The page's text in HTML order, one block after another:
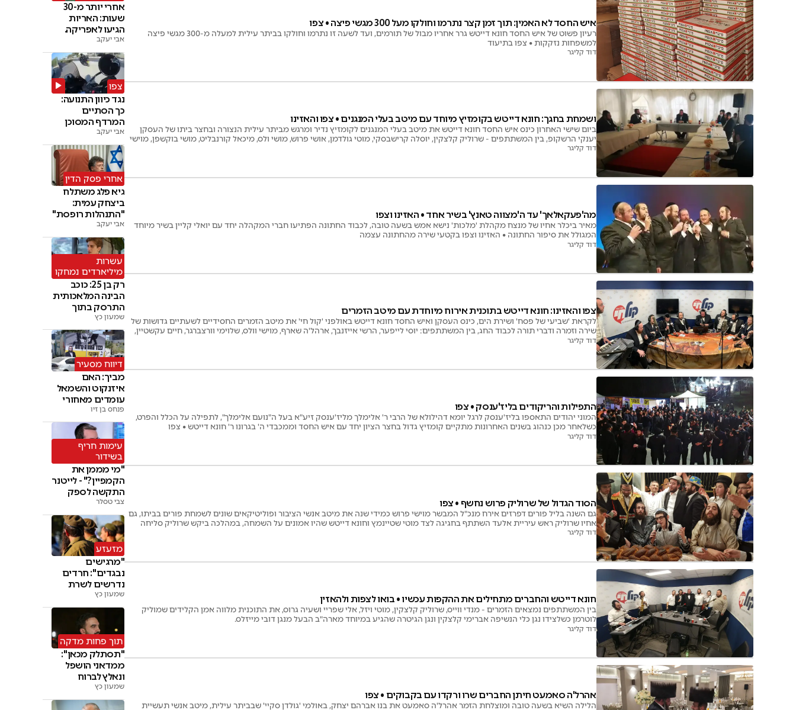
איש החסד לא האמין: תוך זמן קצר נתרמו וחולקו מעל 300 מגשי פיצה • צפו
רעיון פשוט של איש החסד חונא דייטש גרר אחריו מבול של תורמים, ועד לשעה זו נתרמו וחולקו בביתר עילית למעלה מ-300 מגשי פיצה
למשפחות נזקקות • צפו בתיעוד
דוד קליגר
ושמחת בחגך: חונא דייטש בקומזיץ מיוחד עם מיטב בעלי המנגנים • צפו והאזינו
ביום שישי האחרון כינס איש החסד חונא דייטש את מיטב בעלי המנגנים לקומזיץ נדיר ומרגש מביתר עילית הנצורה ובחצר ביתו של העסקן
יענקי הרשקופ, בין המשתתפים - שרוליק קלצקין, יוסלה קרישבסקי, מוטי גולדמן, אושי פרוש, מושי ולס, מיכאל קורנבליט, מושי בוקשפן, מוישי
בריינס, ילד הפלא דודי הרשקופ ובליווי אמן הקלידים איציק אייזנשטט • צפו והאזינו לשידור המלא
דוד קליגר
מה'פעקאלאך' עד ה'מצווה טאנץ' בשיר אחד • האזינו וצפו
מאיר ביכלר אחיו של מנצח מקהלת 'מלכות' נישא אמש בשעה טובה, לכבוד החתונה הפתיעו חברי המקהלה יחד עם יואלי קליין בשיר מיוחד
המגולל את סיפור החתונה • האזינו וצפו בקטעי שירה מהחתונה עצמה
דוד קליגר
צפו והאזינו: חונא דייטש בתוכנית אירוח מיוחדת עם מיטב הזמרים
לקראת 'שביעי של פסח' ושירת הים, כינס העסקן ואיש החסד חונא דייטש באולפני 'קול חי' את מיטב הזמרים החסידיים לשעתיים גדושות של
שירה וזמרה ודברי תורה לכבוד החג, בין המשתתפים: יוסי לייפער, הרשי אייזנבך, ארהל'ה שארף, מוישי וולס, שלוימי וורצברגר, חיים עקשטיין,
שמוליק גפנר, שלוימי גובי, אשר פרוש ואלי וייס לצד אמן הקלידים שמוליק לוטרמן שליווה אותם יחד עם נגן כלי הנשיפה שלוימי גוטליב • אז
דוד קליגר
התפילות והריקודים בליז'ענסק • צפו
המוני יהודים התאספו בליז'ענסק לרגל יומא דהילולא של הרבי ר' אלימלך מליז'ענסק זיע"א בעל ה"נועם אלימלך", לתפילה על הכלל והפרט,
כשלאחר מכן כנהוג בשנים האחרונות מתקיים קומזיץ גדול בחצר הציון יחד עם איש החסד וממכבדי ה' בגרונו ר' חונא דייטש • צפו
דוד קליגר
הסוד הגדול של שרוליק פרוש נחשף • צפו
גם השנה בליל פורים דפרזים אירח מנכ"ל המבשר מוישי פרוש כמידי שנה את מיטב אנשי הציבור ופוליטיקאים שונים לשמחת פורים בביתו, גם
אחיו שרוליק ראש עיריית אלעד השתתף בחגיגה לצד מוטי שטיינמץ וחונא דייטש שהיו אמונים על השמחה, במהלכה ביקש שרוליק סליחה
מאחיו וחשף את הסוד שלו קבל עם ועדה • צפו בחגיגה
דוד קליגר
חונא דייטש והחברים מתחילים את ההקפות עכשיו • בואו לצפות ולהאזין
בין המשתתפים נמצאים הזמרים - מנדי ווייס, שרוליק קלצקין, מוטי ויזל, אלי שפריי ושעיה גרוס, את התוכנית מלווה אמן הקלידים שמוליק
לוטרמן כשלצידו נגן כלי הנשיפה אברימי קלצקין ונגן הגיטרה שהגיע במיוחד מארה"ב הבעל מנגן דובי מייזלס.
דוד קליגר
אהרל'ה סאמעט חיתן החברים שרו ורקדו עם בקבוקים • צפו
הלילה השיא בשעה טובה ומוצלחת הזמר אהרל'ה סאמעט את בנו אברהם יצחק, באולמי 'גולדן סקיי' שבביתר עילית, מיטב אנשי תעשיית
אחרי יותר מ-30
שעות: האריות
הגיעו לאפריקה.
צפו
אבי יעקב
צפו
נגד כיוון התנועה:
כך הסתיים
המרדף המסוכן
אבי יעקב
אחרי פסק הדין
גיא פלג משתלח
ביצחק עמית:
"התנהלות רופסת"
אבי יעקב
עשרות
מיליארדים נמחקו
רק בן 25: כוכב
הבינה המלאכותית
התרסק בתוך
ימים
שמעון כץ
דיווח מסעיר
מביך: האם
איזנקוט והשמאל
עומדים מאחורי
'הציבור החרדי'
פנחס בן זיו
עימות חריף
בשידור
"מי מממן את
הקמפיין?" - לייטנר
התקשה לספק
תשובות
צבי טסלר
מזעזע
"מרגישים
נבגדים": חרדים
נדרשים לשרת
לצד חיילות בצה"ל
שמעון כץ
תוך פחות מדקה
"תסתלק מכאן":
ממדאני הושפל
ונאלץ לברוח
מהבמה
שמעון כץ